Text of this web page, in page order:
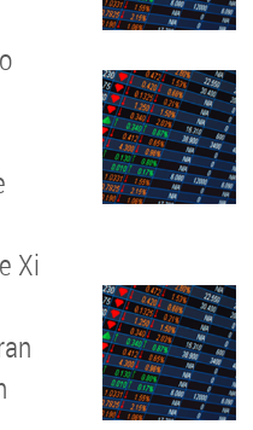
Xi